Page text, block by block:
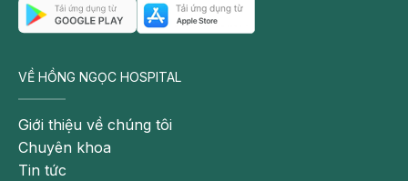
VỀ HỒNG NGỌC HOSPITAL
Giới thiệu về chúng tôi
Chuyên khoa
Tin tức